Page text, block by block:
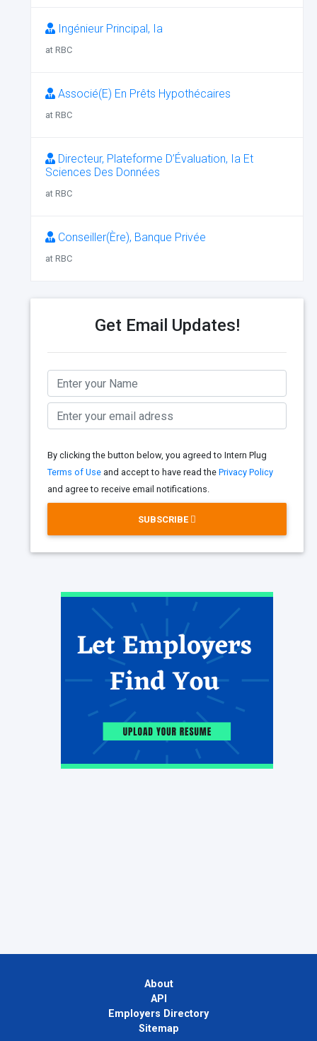
Ingénieur Principal, Ia
at RBC
Associé(E) En Prêts Hypothécaires
at RBC
Directeur, Plateforme D’Évaluation, Ia Et
Sciences Des Données
at RBC
Conseiller(Ère), Banque Privée
at RBC
Get Email Updates!
By clicking the button below, you agreed to Intern Plug
Terms of Use and accept to have read the Privacy Policy
and agree to receive email notifications.
SUBSCRIBE
About
API
Employers Directory
Sitemap